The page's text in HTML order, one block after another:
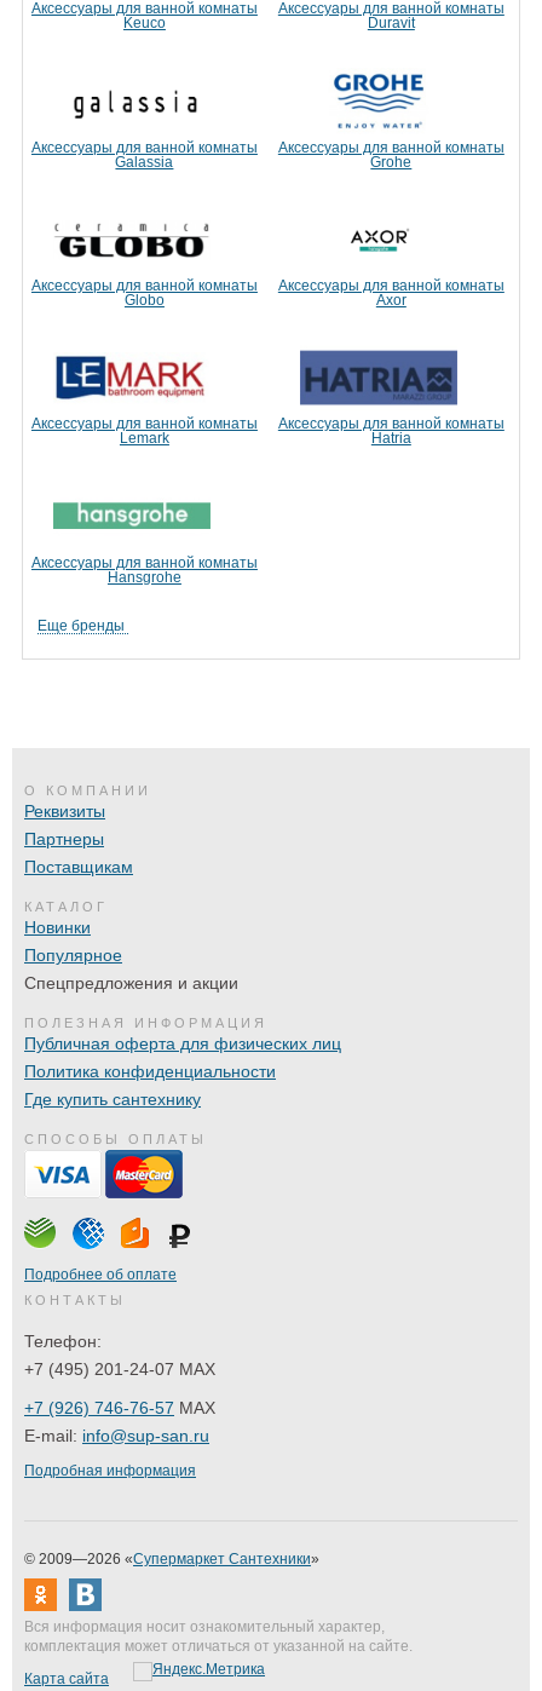
Аксессуары для ванной комнаты
Keuco
Аксессуары для ванной комнаты
Duravit
Аксессуары для ванной комнаты
Galassia
Аксессуары для ванной комнаты
Grohe
Аксессуары для ванной комнаты
Globo
Аксессуары для ванной комнаты
Axor
Аксессуары для ванной комнаты
Lemark
Аксессуары для ванной комнаты
Hatria
Аксессуары для ванной комнаты
Hansgrohe
Еще бренды
О КОМПАНИИ
Реквизиты
Партнеры
Поставщикам
КАТАЛОГ
Новинки
Популярное
Спецпредложения и акции
ПОЛЕЗНАЯ ИНФОРМАЦИЯ
Публичная оферта для физических лиц
Политика конфиденциальности
Где купить сантехнику
СПОСОБЫ ОПЛАТЫ
Подробнее об оплате
КОНТАКТЫ
Телефон:
+7 (495) 201-24-07 MAX
+7 (926) 746-76-57 MAX
E-mail: info@sup-san.ru
Подробная информация
© 2009—2026 «Супермаркет Сантехники»
Вся информация носит ознакомительный характер,
комплектация может отличаться от указанной на сайте.
Карта сайта